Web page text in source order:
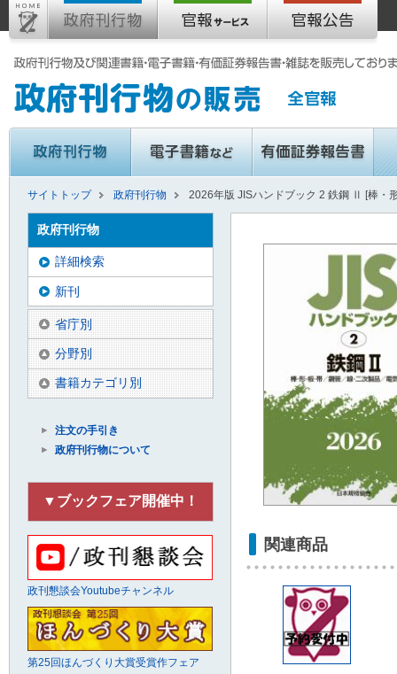
サイトトップ 政府刊行物 2026年版 JISハンドブック 2 鉄鋼 Ⅱ [棒・
関連商品
政府刊行物
詳細検索
新刊
省庁別
分野別
書籍カテゴリ別
注文の手引き
政府刊行物について
▼ブックフェア開催中！
政刊懇談会Youtubeチャンネル
第25回ほんづくり大賞受賞作フェア